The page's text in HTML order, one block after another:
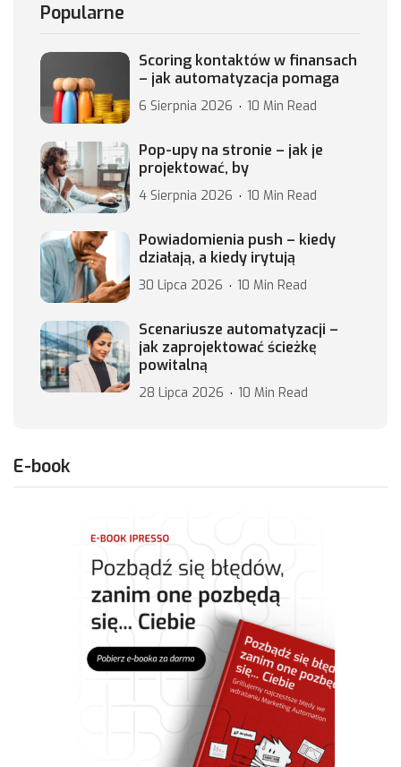
Popularne
Scoring kontaktów w finansach
– jak automatyzacja pomaga
6 Sierpnia 2026 10 Min Read
Pop-upy na stronie – jak je
projektować, by
4 Sierpnia 2026 10 Min Read
Powiadomienia push – kiedy
działają, a kiedy irytują
30 Lipca 2026 10 Min Read
Scenariusze automatyzacji –
jak zaprojektować ścieżkę
powitalną
28 Lipca 2026 10 Min Read
E-book